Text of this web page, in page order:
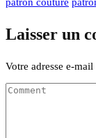
patron couture
Laisser un
Votre adresse e-